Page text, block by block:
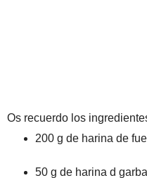
Os recuerdo los
200 g de harina de
50 g de harina d